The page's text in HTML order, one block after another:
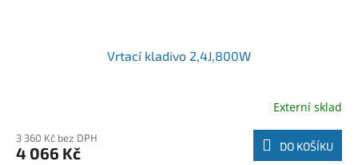
Vrtací kladivo 2,4J,800W
Externí sklad
3 360 Kč bez DPH
4 066 Kč DO KOŠÍKU